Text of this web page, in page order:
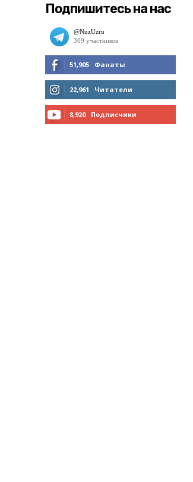
Подпишитесь на нас
51,905 Фанаты
МНЕ НРАВИТСЯ
22,961 Читатели
8,920 Подписчики